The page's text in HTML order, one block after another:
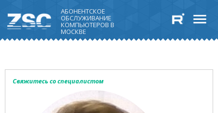
АБОНЕНТСКОЕ
ОБСЛУЖИВАНИЕ
КОМПЬЮТЕРОВ В
МОСКВЕ
Свяжитесь со специалистом